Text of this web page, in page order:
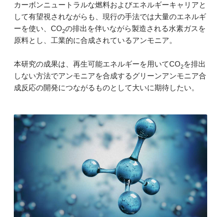
カーボンニュートラルな燃料およびエネルギーキャリアと
して有望視されながらも、現行の手法では大量のエネルギ
ーを使い、CO2の排出を伴いながら製造される水素ガスを
原料とし、工業的に合成されているアンモニア。
本研究の成果は、再生可能エネルギーを用いてCO2を排出
しない方法でアンモニアを合成するグリーンアンモニア合
成反応の開発につながるものとして大いに期待したい。